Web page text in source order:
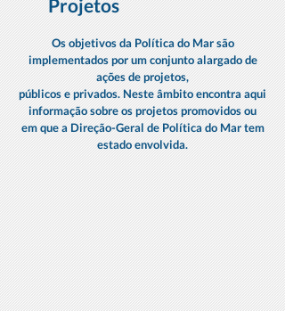
Projetos
Os objetivos da Política do Mar são
implementados por um conjunto alargado de
ações de projetos,
públicos e privados. Neste âmbito encontra aqui
informação sobre os projetos promovidos ou
em que a Direção-Geral de Política do Mar tem
estado envolvida.